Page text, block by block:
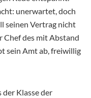
unerwartet, doch
seinen Vertrag nicht
Chef des mit Abstand
sein Amt ab, freiwillig
Klasse der